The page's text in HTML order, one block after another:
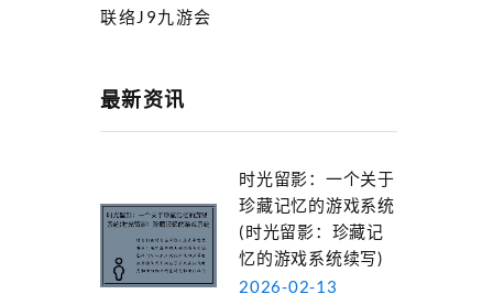
联络J9九游会
最新资讯
时光留影：一个关于
珍藏记忆的游戏系统
(时光留影：珍藏记
忆的游戏系统续写)
2026-02-13